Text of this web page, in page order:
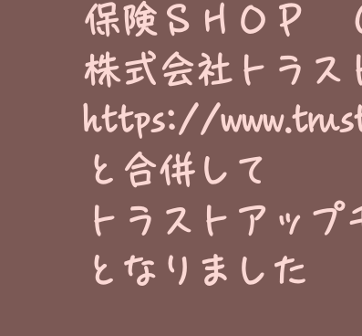
保険ＳＨＯＰ
株式会社トラス
https://
と合併して
トラストアップ
​となりました